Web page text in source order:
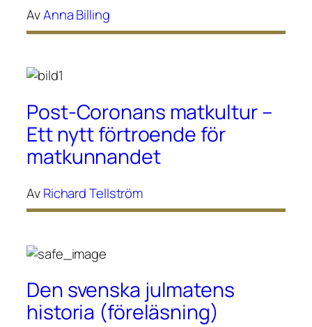
AvAnna Billing
Post-Coronans matkultur –
Ett nytt förtroende för
matkunnandet
AvRichard Tellström
Den svenska julmatens
historia (föreläsning)